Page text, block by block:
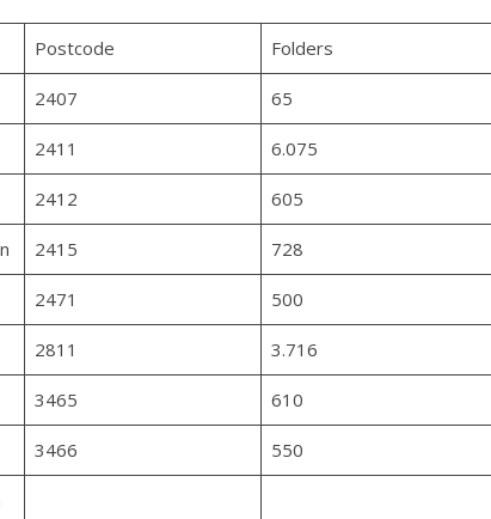
Postcode Folders
2407 65
2411 6.075
2412 605
2415 728
2471 500
2811 3.716
3465 610
3466 550